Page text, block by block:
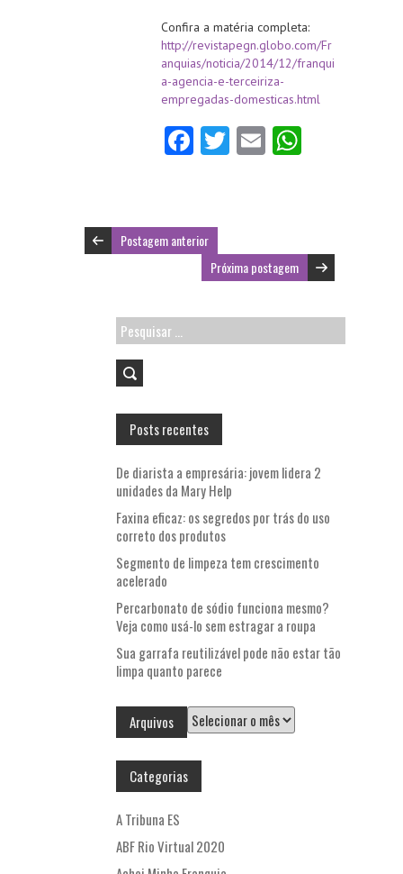
Confira a matéria completa:
http://revistapegn.globo.com/Fr
anquias/noticia/2014/12/franqui
a-agencia-e-terceiriza-
empregadas-domesticas.html
Fa
o
o
k
T E
p
p
Postagem anterior
Próxima postagem
Pesquisar
por:
Posts recentes
De diarista a empresária: jovem lidera 2
unidades da Mary Help
Faxina eficaz: os segredos por trás do uso
correto dos produtos
Segmento de limpeza tem crescimento
acelerado
Percarbonato de sódio funciona mesmo?
Veja como usá-lo sem estragar a roupa
Sua garrafa reutilizável pode não estar tão
limpa quanto parece
Arquivos Arquivos
Categorias
A Tribuna ES
ABF Rio Virtual 2020